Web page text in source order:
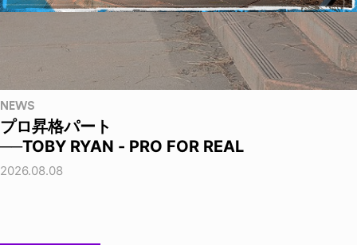
NEWS
プロ昇格パート
──TOBY RYAN - PRO FOR REAL
2026.08.08